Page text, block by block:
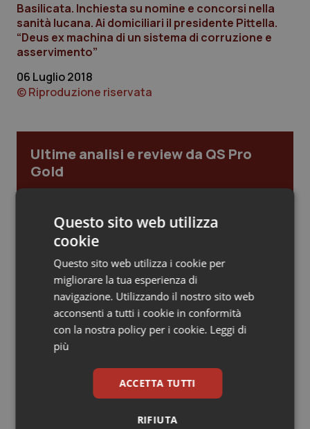
Lombardia
Marche
Provincia Autonoma di Bolzano
Provincia Autonoma di Trento
Puglia
Sardegna
Dolore
Donna & Salute
Infezioni & Febbre
Ipertensione & Scompenso
Malattie rare
Malattia di Crohn & Rettocolite Ulcerosa
Neuroscienze & patologie neurodegenerative
Oftalmologia
Basilicata. Inchiesta su nomine e concorsi nella
sanità lucana. Ai domiciliari il presidente Pittella.
“Deus ex machina di un sistema di corruzione e
asservimento”
06 Luglio 2018
© Riproduzione riservata
Ultime analisi e review da QS Pro
Gold
compliance, GDPR e Risk management
Gestione dell'Ipertensione resistente:
dalle Linee Guida alle terapie innovative
Leadership Infermieristica 2026: nuovi
clinici ad alte prestazioni
Questo sito web utilizza
cookie
Questo sito web utilizza i cookie per
migliorare la tua esperienza di
navigazione. Utilizzando il nostro sito web
acconsenti a tutti i cookie in conformità
con la nostra policy per i cookie. Leggi di
più
ACCETTA TUTTI
RIFIUTA